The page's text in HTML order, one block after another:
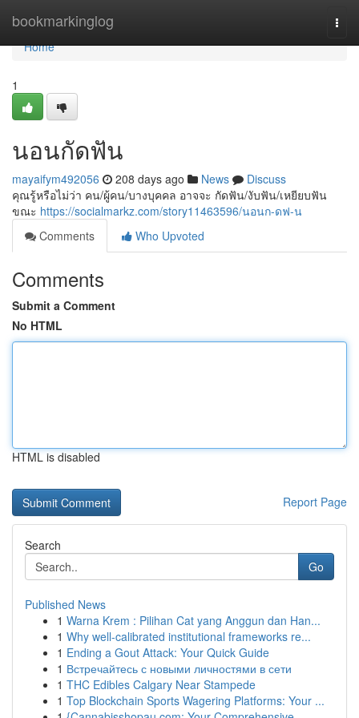
bookmarkinglog
Home
Home
1
นอนกัดฟัน
mayaifym492056 208 days ago News
Discuss
คุณรู้หรือไม่ว่า คน/ผู้คน/บางบุคคล อาจจะ กัดฟัน/งับฟัน/เหยียบฟัน
ขณะ https://socialmarkz.com/story11463596/นอนก-ดฟ-น
Comments
Who Upvoted
Comments
Submit a Comment
No HTML
HTML is disabled
Report Page
Search
Go
Published News
1 Warna Krem : Pilihan Cat yang Anggun dan Han...
1 Why well-calibrated institutional frameworks re...
1 Ending a Gout Attack: Your Quick Guide
1 Встречайтесь с новыми личностями в сети
1 THC Edibles Calgary Near Stampede
1 Top Blockchain Sports Wagering Platforms: Your ...